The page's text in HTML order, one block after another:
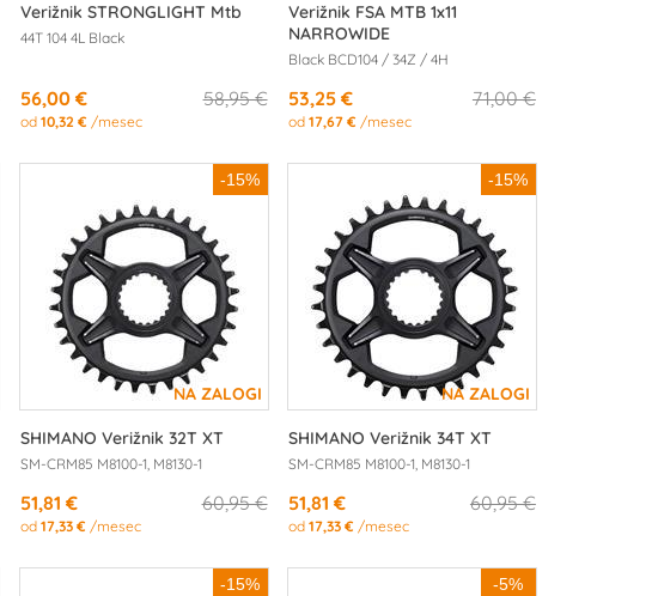
Verižnik STRONGLIGHT Mtb
44T 104 4L Black
58,95 €
56,00 €
od10,32 € /mesec
Verižnik FSA MTB 1x11
NARROWIDE
Black BCD104 / 34Z / 4H
71,00 €
53,25 €
od17,67 € /mesec
-15%
SHIMANO Verižnik 32T XT
SM-CRM85 M8100-1, M8130-1
60,95 €
51,81 €
od17,33 € /mesec
-15%
SHIMANO Verižnik 34T XT
SM-CRM85 M8100-1, M8130-1
60,95 €
51,81 €
od17,33 € /mesec
-15% -5%